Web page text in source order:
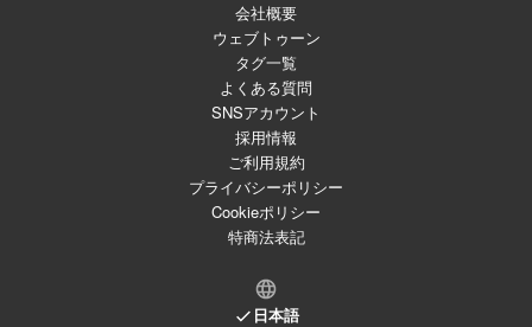
会社概要
ウェブトゥーン
タグ一覧
よくある質問
SNSアカウント
採用情報
ご利用規約
プライバシーポリシー
Cookieポリシー
特商法表記
日本語